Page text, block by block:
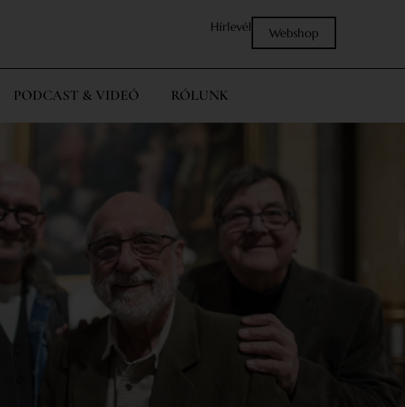
Hírlevél Webshop
PODCAST & VIDEÓ RÓLUNK